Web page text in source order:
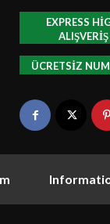
EXPRESS
ALIŞVERIŞ
ÜCRETSIZ